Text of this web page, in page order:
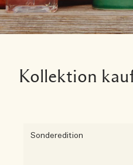
Kollektion
Sonderedition